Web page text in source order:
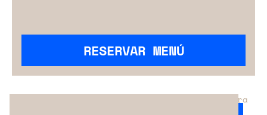
RESERVAR MENÚ
¿No has encontrado el servicio perfecto para